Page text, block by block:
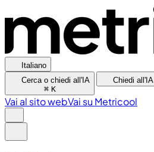
Italiano
Cerca o chiedi all'IA
⌘ K
Chiedi all'IA
Vai al sito webVai su Metricool